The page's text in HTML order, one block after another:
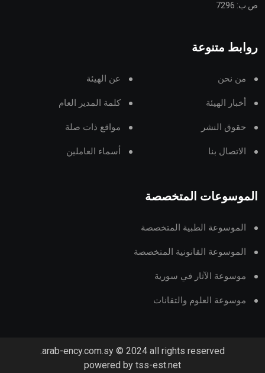
ص.ب: 7296
روابط متنوعة
من نحن عن الهيئة
أخبار الهيئة كلمة المدير العام
حقوق النشر مواقع ذات صلة
الاتصال بنا أسماء العاملين
الموسوعات المتخصصة
الموسوعة الطبية المتخصصة
الموسوعة القانونية المتخصصة
موسوعة الآثار في سورية
موسوعة العلوم والتقانات
arab-ency.com.sy © 2024 all rights reserved.
powered by tss-est.net